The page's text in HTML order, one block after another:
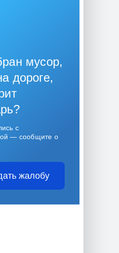
мусор,
дороге,
с
— сообщите о
жалобу